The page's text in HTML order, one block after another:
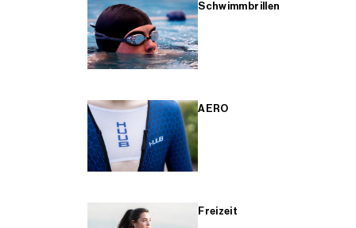
Schwimmbrillen
AERO
Freizeit